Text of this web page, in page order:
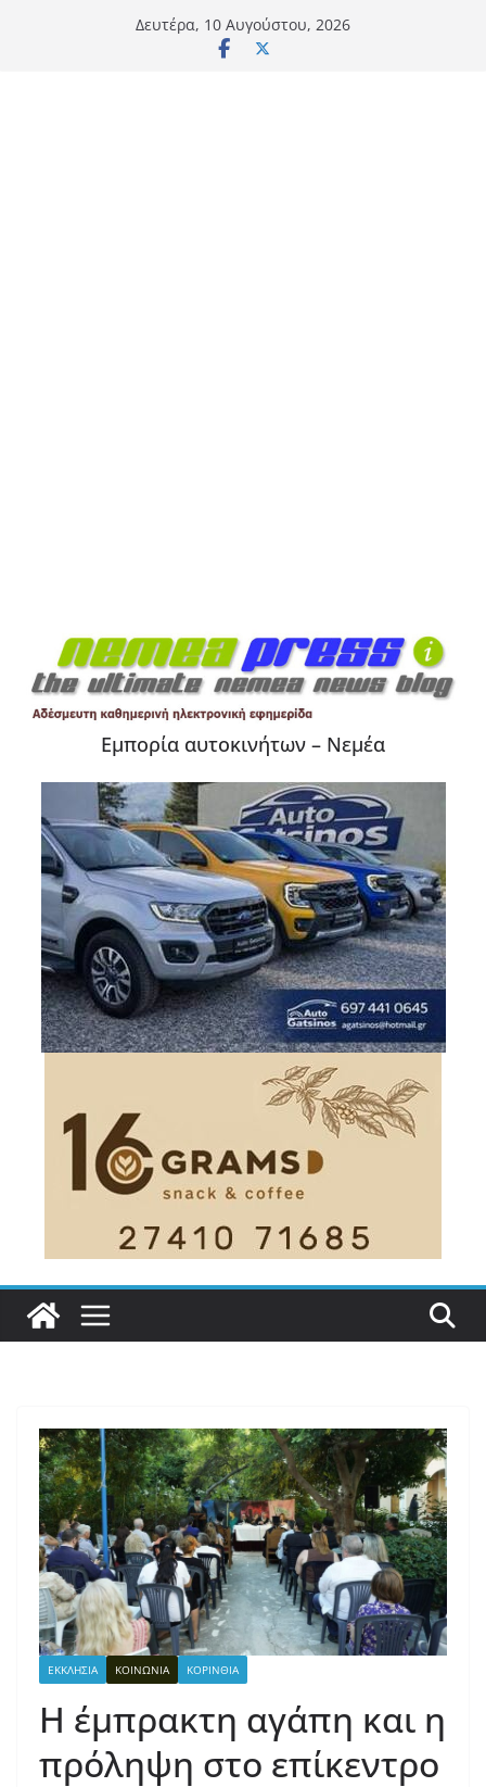
Δευτέρα, 10 Αυγούστου, 2026
Εμπορία αυτοκινήτων – Νεμέα
ΕΚΚΛΗΣΙΑ ΚΟΙΝΩΝΙΑ ΚΟΡΙΝΘΙΑ
Η έμπρακτη αγάπη και η
πρόληψη στο επίκεντρο